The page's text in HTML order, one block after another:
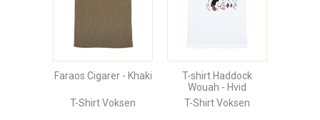
Faraos Cigarer - Khaki
T-Shirt Voksen
T-shirt Haddock
Wouah - Hvid
T-Shirt Voksen